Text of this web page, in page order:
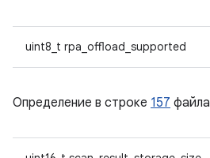
uint8_t rpa_offload_supported
Определение в строке 157 файла